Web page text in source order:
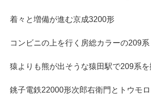
着々と増備が進む京成3200形
コンビニの上を行く房総カラーの209系
猿よりも熊が出そうな猿田駅で209系を
銚子電鉄22000形次郎右衛門とトウモ